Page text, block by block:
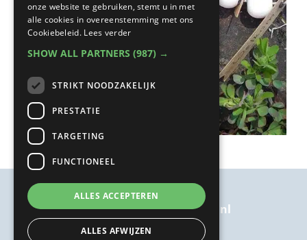
welkom@kairosbijkanker.nl
onze website te gebruiken, stemt u in met
alle cookies in overeenstemming met ons
Cookiebeleid. Lees verder
SHOW ALL PARTNERS (987) →
STRIKT NOODZAKELIJK
PRESTATIE
TARGETING
FUNCTIONEEL
ALLES ACCEPTEREN
ALLES AFWIJZEN